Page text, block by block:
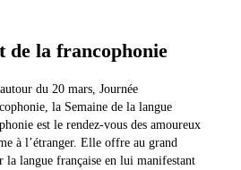
de la francophonie
du 20 mars, Journée
la Semaine de la langue
est le rendez-vous des amoureux
à l’étranger. Elle offre au grand
la langue française en lui manifestant